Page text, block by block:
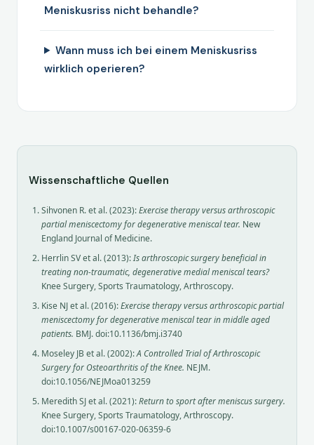
Meniskusriss nicht behandle?
Wann muss ich bei einem Meniskusriss
wirklich operieren?
Wissenschaftliche Quellen
Sihvonen R. et al. (2023):Exercise therapy versus arthroscopic
partial meniscectomy for degenerative meniscal tear. New
England Journal of Medicine.
Herrlin SV et al. (2013):Is arthroscopic surgery beneficial in
treating non-traumatic, degenerative medial meniscal tears?
Knee Surgery, Sports Traumatology, Arthroscopy.
Kise NJ et al. (2016):Exercise therapy versus arthroscopic partial
meniscectomy for degenerative meniscal tear in middle aged
patients. BMJ. doi:10.1136/bmj.i3740
Moseley JB et al. (2002):A Controlled Trial of Arthroscopic
Surgery for Osteoarthritis of the Knee. NEJM.
doi:10.1056/NEJMoa013259
Meredith SJ et al. (2021):Return to sport after meniscus surgery.
Knee Surgery, Sports Traumatology, Arthroscopy.
doi:10.1007/s00167-020-06359-6